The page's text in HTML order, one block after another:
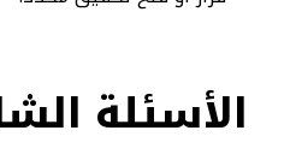
الأسئلة